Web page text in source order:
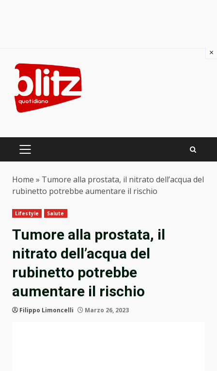
content
PRIMARY
Home » Tumore alla prostata, il nitrato dell’acqua del
rubinetto potrebbe aumentare il rischio
Lifestyle Salute
Tumore alla prostata, il
nitrato dell’acqua del
rubinetto potrebbe
aumentare il rischio
Filippo Limoncelli Marzo 26, 2023
×